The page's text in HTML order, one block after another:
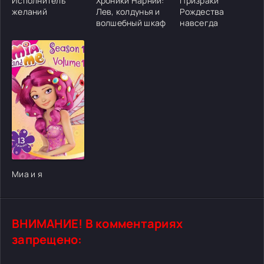
желаний
Лев, колдунья и
волшебный шкаф
Рождества
навсегда
[/xfgiven_cvh_poster_urlcvh_poster_url]
Миа и я
ВНИМАНИЕ! В комментариях
запрещено: